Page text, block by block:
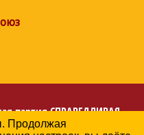
партияСПРАВЕДЛИВАЯ
Продолжая